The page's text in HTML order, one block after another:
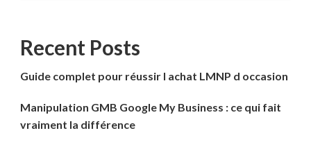
Recent Posts
Guide complet pour réussir l achat LMNP d occasion
Manipulation GMB Google My Business : ce qui fait
vraiment la différence